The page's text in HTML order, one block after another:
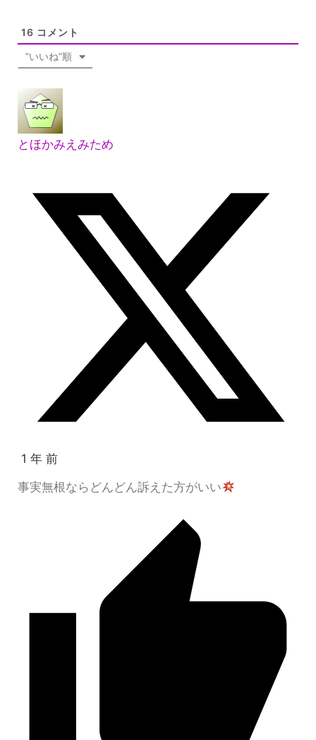
16 コメント
"いいね"順
とほかみえみため
1 年 前
事実無根ならどんどん訴えた方がいい